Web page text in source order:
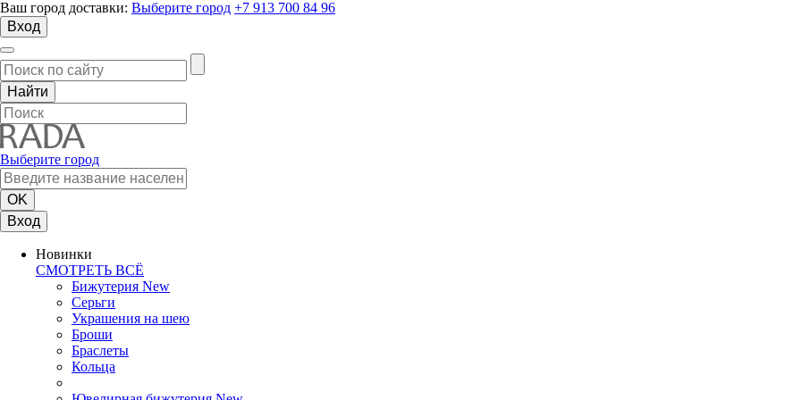
Ваш город доставки: Выберите город +7 913 700 84 96
Вход
Выберите город
Вход
Новинки
СМОТРЕТЬ ВСЁ
Бижутерия New
Серьги
Украшения на шею
Броши
Браслеты
Кольца